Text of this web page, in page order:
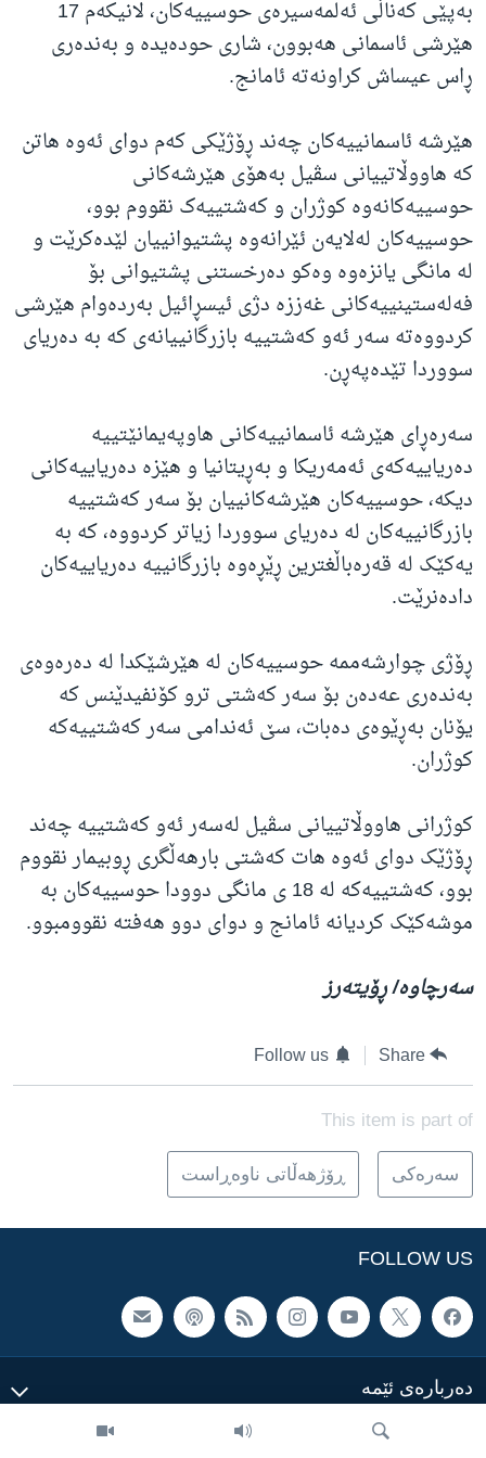
بەپێی کەناڵی ئەلمەسیرەی حوسییەکان، لانیکەم 17
هێرشی ئاسمانی هەبوون، شاری حودەیدە و بەندەری
ڕاس عیساش کراونەتە ئامانج.
هێرشە ئاسمانییەکان چەند ڕۆژێکی کەم دوای ئەوە هاتن
کە هاووڵاتییانی سڤیل بەهۆی هێرشەکانی
حوسییەکانەوە کوژران و کەشتییەک نقووم بوو،
حوسییەکان لەلایەن ئێرانەوە پشتیوانییان لێدەکرێت و
لە مانگی یانزەوە وەکو دەرخستنی پشتیوانی بۆ
فەلەستینییەکانی غەززە دژی ئیسڕائیل بەردەوام هێرشی
کردووەتە سەر ئەو کەشتییە بازرگانییانەی کە بە دەریای
سووردا تێدەپەڕن.
سەرەڕای هێرشە ئاسمانییەکانی هاوپەیمانێتییە
دەریاییەکەی ئەمەریکا و بەڕیتانیا و هێزە دەریاییەکانی
دیکە، حوسییەکان هێرشەکانییان بۆ سەر کەشتییە
بازرگانییەکان لە دەریای سووردا زیاتر کردووە، کە بە
یەکێک لە قەرەباڵغترین ڕێڕەوە بازرگانییە دەریاییەکان
دادەنرێت.
ڕۆژی چوارشەممە حوسییەکان لە هێرشێکدا لە دەرەوەی
بەندەری عەدەن بۆ سەر کەشتی ترو کۆنفیدێنس کە
یۆنان بەڕێوەی دەبات، سێ ئەندامی سەر کەشتییەکە
کوژران.
کوژرانی هاووڵاتییانی سڤیل لەسەر ئەو کەشتییە چەند
ڕۆژێک دوای ئەوە هات کەشتی بارهەڵگری ڕوبیمار نقووم
بوو، کەشتییەکە لە 18 ی مانگی دوودا حوسییەکان بە
موشەکێک کردیانە ئامانج و دوای دوو هەفتە نقوومبوو.
سەرچاوە/ ڕۆیتەرز
Share
Follow us
This item is part of
سه‌ره‌کی ڕۆژهه‌ڵاتی ناوه‌ڕاست
FOLLOW US
ده‌رباره‌ی ئێمه‌